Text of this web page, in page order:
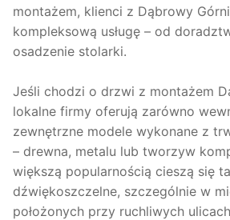
montażem, klienci z Dąbrowy
kompleksową usługę – od
osadzenie stolarki.
Jeśli chodzi o drzwi z montażem
lokalne firmy oferują zarówno
zewnętrzne modele wykonane z
– drewna, metalu lub tworzyw
większą popularnością cieszą się
dźwiękoszczelne, szczególnie w
położonych przy ruchliwych